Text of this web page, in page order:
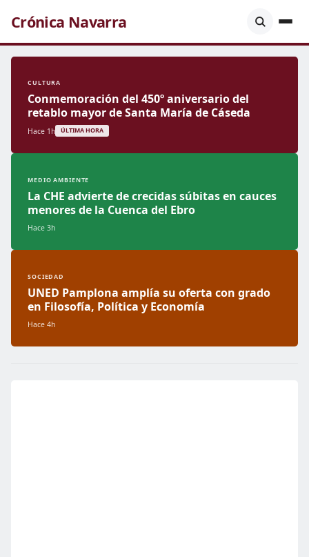
Crónica Navarra
CULTURA
Conmemoración del 450º aniversario del
retablo mayor de Santa María de Cáseda
Hace 1h ÚLTIMA HORA
MEDIO AMBIENTE
La CHE advierte de crecidas súbitas en cauces
menores de la Cuenca del Ebro
Hace 3h
SOCIEDAD
UNED Pamplona amplía su oferta con grado
en Filosofía, Política y Economía
Hace 4h